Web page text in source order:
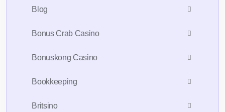
Blog
Bonus Crab Casino
Bonuskong Casino
Bookkeeping
Britsino